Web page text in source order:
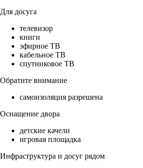
Для досуга
телевизор
книги
эфирное ТВ
кабельное ТВ
спутниковое ТВ
Обратите внимание
самоизоляция разрешена
Оснащение двора
детские качели
игровая площадка
Инфраструктура и досуг рядом